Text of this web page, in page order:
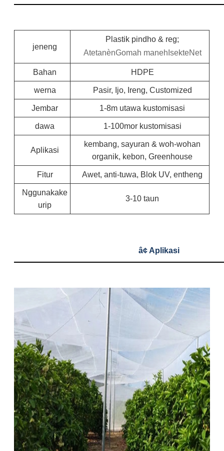
jeneng
Plastik pindho & reg;
AtetanènGomah maneh sekteNet
Bahan HDPE
werna Pasir, Ijo, Ireng, Customized
Jembar 1-8m utawa kustomisasi
dawa 1-100mor kustomisasi
Aplikasi
kembang, sayuran & woh-wohan
organik, kebon, Greenhouse
Fitur Awet, anti-tuwa, Blok UV, entheng
Nggunakake
urip
3-10 taun
â¢ Aplikasi